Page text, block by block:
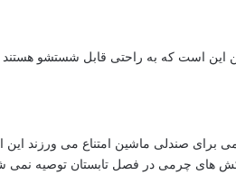
است که به راحتی قابل شستشو هستند و
برای صندلی ماشین امتناع می
های چرمی در فصل تابستان توصیه